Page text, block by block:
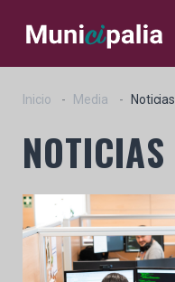
Inicio Media Noticias
NOTICIAS